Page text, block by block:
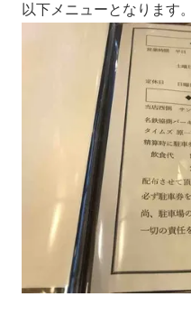
以下メニューとなります。